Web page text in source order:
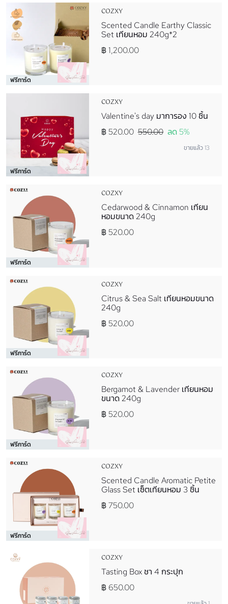
ฟรีการ์ด
COZXY
Scented Candle Earthy Classic
Set เทียนหอม 240g*2
฿ 1,200.00
ฟรีการ์ด
COZXY
Valentine's day มาการอง 10 ชิ้น
฿ 520.00 550.00 ลด 5%
ขายแล้ว 13
ฟรีการ์ด
COZXY
Cedarwood & Cinnamon เทียน
หอมขนาด 240g
฿ 520.00
ฟรีการ์ด
COZXY
Citrus & Sea Salt เทียนหอมขนาด
240g
฿ 520.00
ฟรีการ์ด
COZXY
Bergamot & Lavender เทียนหอม
ขนาด 240g
฿ 520.00
ฟรีการ์ด
COZXY
Scented Candle Aromatic Petite
Glass Set เซ็ตเทียนหอม 3 ชิ้น
฿ 750.00
COZXY
Tasting Box ชา 4 กระปุก
฿ 650.00